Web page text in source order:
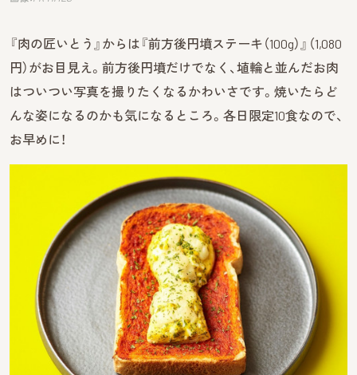
『肉の匠いとう』からは『前方後円墳ステーキ（100g）』（1,080
円）がお目見え。前方後円墳だけでなく、埴輪と並んだお肉
はついつい写真を撮りたくなるかわいさです。焼いたらど
んな姿になるのかも気になるところ。各日限定10食なので、
お早めに！